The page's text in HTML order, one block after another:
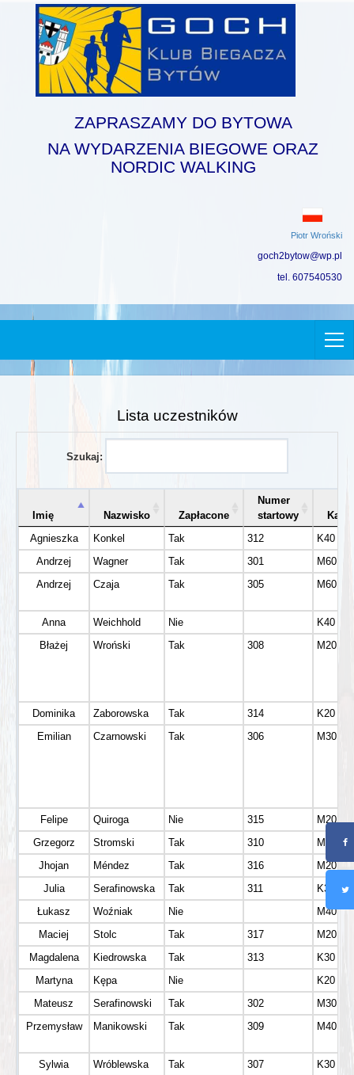
ZAPRASZAMY DO BYTOWA
NA WYDARZENIA BIEGOWE ORAZ
NORDIC WALKING
Piotr Wroński
goch2bytow@wp.pl
tel. 607540530
Lista uczestników
Szukaj:
Imię Nazwisko Zapłacone
Numer
startowy
Agnieszka
Konkel Tak 312
K40
Andrzej
Wagner Tak 301
M60
Andrzej
Czaja Tak 305 M60
Anna Weichhold Nie
K40
Błażej
Wroński Tak 308 M20
Dominika Zaborowska Tak 314
K20
Emilian
Czarnowski Tak 306 M30
Felipe Quiroga Nie 315
M20
Grzegorz
Stromski Tak 310
M50
Jhojan
Méndez Tak 316
M20
Julia
Serafinowska Tak 311
K30
Łukasz
Woźniak Nie
M40
Maciej
Stolc Tak 317
M20
Magdalena
Kiedrowska Tak 313
K30
Martyna
Kępa Nie
K20
Mateusz
Serafinowski Tak 302
M30
Przemysław
Manikowski Tak 309 M40
Sylwia Wróblewska Tak 307
K30